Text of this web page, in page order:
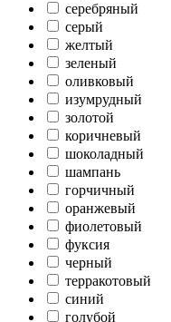
серебряный
серый
желтый
зеленый
оливковый
изумрудный
золотой
коричневый
шоколадный
шампань
горчичный
оранжевый
фиолетовый
фуксия
черный
терракотовый
синий
голубой